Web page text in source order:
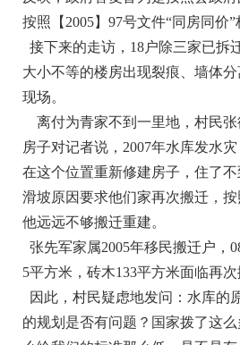
按照【2005】97号文件“同房同价”
接下来的走访，18户除三家已拆
大小不等的楼房出现裂痕、墙体
现场。
离付为青家不到一里地，村民张
房子对记者说，2007年水库发水
在这个位置重新修建房子，住了
滑坡原因要求他们家再次搬迁，
他远远不够搬迁重建。
张先军家属2005年移民搬迁户，
5平方米，砖木133平方米面临再次
因此，村民疑虑地发问：水库的
的规划是否有问题？国家拨了这